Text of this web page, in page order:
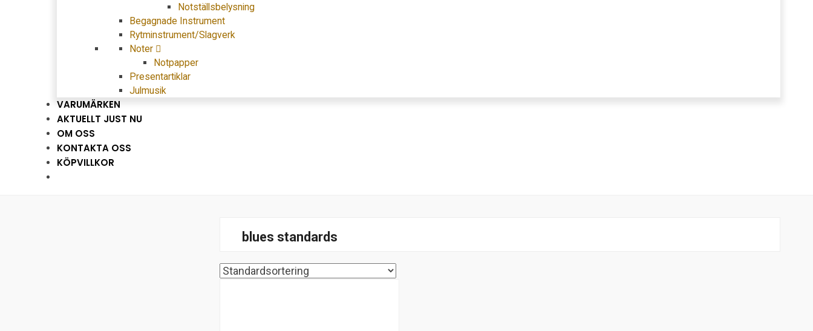
Notställsbelysning
Begagnade Instrument
Rytminstrument/Slagverk
Noter
Notpapper
Presentartiklar
Julmusik
VARUMÄRKEN
AKTUELLT JUST NU
OM OSS
KONTAKTA OSS
KÖPVILLKOR
blues standards